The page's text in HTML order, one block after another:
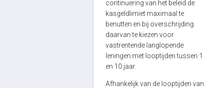
continuering van het beleid de
kasgeldlimiet maximaal te
benutten en bij overschrijding
daarvan te kiezen voor
vastrentende langlopende
leningen met looptijden tussen 1
en 10 jaar.
Afhankelijk van de looptijden van